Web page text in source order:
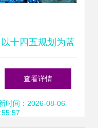
以十四五规划为蓝
图 信息科技领域技
术开发的13个关键
查看详情
时间：2026-08-06